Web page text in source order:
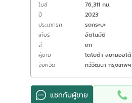
ไมล์
76,311 กม.
ปี
2023
ประเภทรถ
รถกระบะ
เกียร์
อัตโนมัติ
สี
เทา
ผู้ขาย
โตโยต้า สยามออโ
จังหวัด
ทวีวัฒนา กรุงเทพฯ
แชทกับผู้ขาย